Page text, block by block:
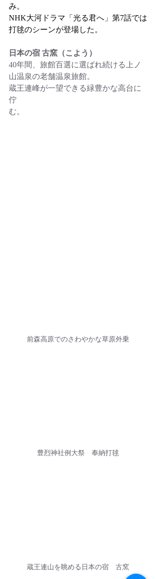
み。
NHK大河ドラマ「光る君へ」第7話では
打毬のシーンが登場した。
日本の宿 古窯（こよう）
40年間、旅館百選に選ばれ続ける上ノ
山温泉の老舗温泉旅館。
蔵王連峰が一望できる緑豊かな高台に
佇
む。
前森高原でのさわやかな草原外乗
豊烈神社例大祭　奉納打毬
蔵王連山を眺める日本の宿　古窯